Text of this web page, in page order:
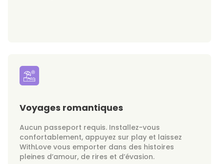
Voyages romantiques
Aucun passeport requis. Installez-vous
confortablement, appuyez sur play et laissez
WithLove vous emporter dans des histoires
pleines d’amour, de rires et d’évasion.